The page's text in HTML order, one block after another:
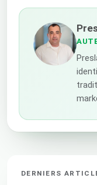
DERNIERS